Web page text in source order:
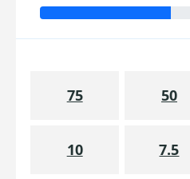
75 50
10 7.5